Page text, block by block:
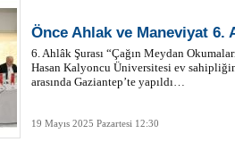
Önce Ahlak ve Maneviyat 6.
6. Ahlâk Şurası “Çağın Meydan
Hasan Kalyoncu Üniversitesi ev
arasında Gaziantep’te yapıldı…
19 Mayıs 2025 Pazartesi 12:30